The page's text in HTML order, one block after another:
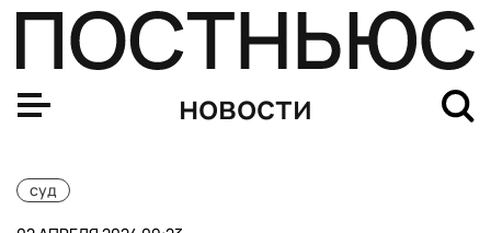
новости
суд
Рудник «Пионер»: последние новости, обвал на